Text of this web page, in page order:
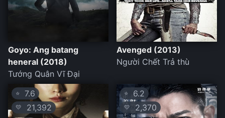
Goyo: Ang batang
heneral (2018)
Tướng Quân Vĩ Đại
Avenged (2013)
Người Chết Trả thù
⭐ 7.6
💛 21,392
⭐ 6.2
💛 2,370